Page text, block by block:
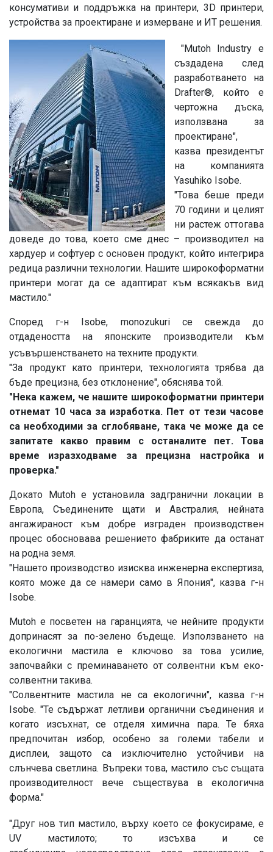
консумативи и поддръжка на принтери, 3D принтери,
устройства за проектиране и измерване и ИТ решения.
"Mutoh Industry е
създадена след
разработването на
Drafter®, който е
чертожна дъска,
използвана за
проектиране",
казва президентът
на компанията
Yasuhiko Isobe.
"Това беше преди
70 години и целият
ни растеж оттогава
доведе до това, което сме днес – производител на
хардуер и софтуер с основен продукт, който интегрира
редица различни технологии. Нашите широкоформатни
принтери могат да се адаптират към всякакъв вид
мастило."
Според г-н Isobe, monozukuri се свежда до
отдадеността на японските производители към
усъвършенстването на техните продукти.
"За продукт като принтери, технологията трябва да
бъде прецизна, без отклонение", обяснява той.
"Нека кажем, че нашите широкоформатни принтери
отнемат 10 часа за изработка. Пет от тези часове
са необходими за сглобяване, така че може да се
запитате какво правим с останалите пет. Това
време изразходваме за прецизна настройка и
проверка."
Докато Mutoh е установила задгранични локации в
Европа, Съединените щати и Австралия, нейната
ангажираност към добре изграден производствен
процес обосновава решението фабриките да останат
на родна земя.
"Нашето производство изисква инженерна експертиза,
която може да се намери само в Япония", казва г-н
Isobe.
Mutoh е посветен на гаранцията, че нейните продукти
допринасят за по-зелено бъдеще. Използването на
екологични мастила е ключово за това усилие,
започвайки с преминаването от солвентни към еко-
солвентни такива.
"Солвентните мастила не са екологични", казва г-н
Isobe. "Те съдържат летливи органични съединения и
когато изсъхнат, се отделя химична пара. Те бяха
предпочитан избор, особено за големи табели и
дисплеи, защото са изключително устойчиви на
слънчева светлина. Въпреки това, мастило със същата
производителност вече съществува в екологична
форма."
"Друг нов тип мастило, върху което се фокусираме, е
UV мастилото; то изсъхва и се